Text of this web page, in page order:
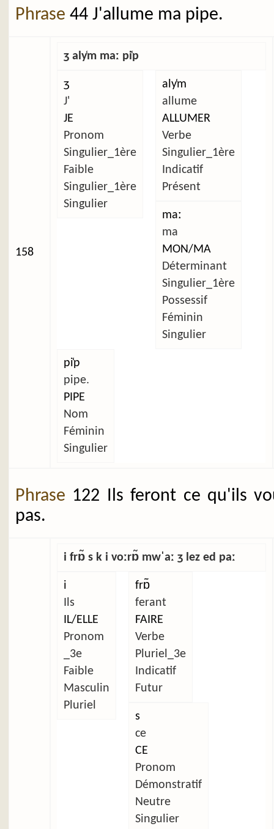
Phrase 44 J'allume ma pipe.
158
ʒ aly̜m maː pi̜p
ʒ
J'
JE
Pronom
Singulier_1ère
Faible
Singulier_1ère
Singulier
aly̜m
allume
ALLUMER
Verbe
Singulier_1ère
Indicatif
Présent
maː
ma
MON/MA
Déterminant
Singulier_1ère
Possessif
Féminin
Singulier
pi̜p
pipe.
PIPE
Nom
Féminin
Singulier
Phrase 122 Ils feront ce qu'ils
pas.
i frɒ̃ s k i voːrɒ̃ mwˈaː ʒ lez ed paː
i
Ils
IL/ELLE
Pronom
_3e
Faible
Masculin
Pluriel
frɒ̃
ferant
FAIRE
Verbe
Pluriel_3e
Indicatif
Futur
s
ce
CE
Pronom
Démonstratif
Neutre
Singulier